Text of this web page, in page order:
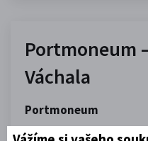
Portmoneum
Váchala
Portmoneum
09.00 - 12.00,13.00 - 17.00